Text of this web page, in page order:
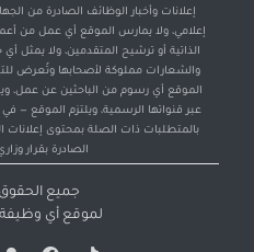
إعلانات وأخبار الوظائف الصادرة من
إعلامي، ولا يمارس الموقع أي عمل من
الذاتية أو ترشيح المتقدمين، ولا يمثل
والشعارات مملوكة لأصحابها وتُعرض
الموقع أي رسوم من الباحثين عن عمل،
عبر قنواتها الرسمية، ويلتزم الموقع —
بالمتطلبات ذات الصلة بمحتوى إعلانات
الصادرة بقرار
جميع
لموقع أي وظيفة